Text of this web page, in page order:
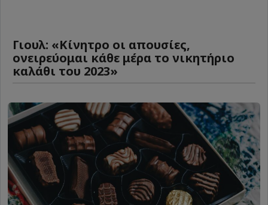
Γιουλ: «Κίνητρο οι απουσίες,
ονειρεύομαι κάθε μέρα το νικητήριο
καλάθι του 2023»